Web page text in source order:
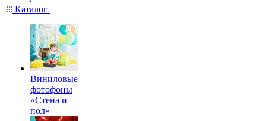
Каталог
Виниловые
фотофоны
«Стена и
пол»